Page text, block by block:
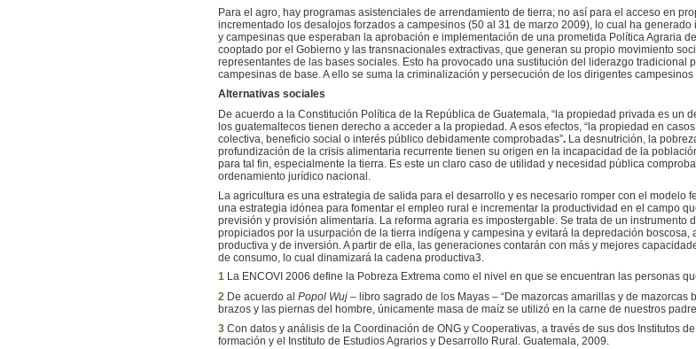
Para el agro, hay programas asistenciales de arrendamiento de tierra; no así para el acceso en
incrementado los desalojos forzados a campesinos (50 al 31 de marzo 2009), lo cual ha
y campesinas que esperaban la aprobación e implementación de una prometida Política Agraria
cooptado por el Gobierno y las transnacionales extractivas, que generan su propio movimiento
representantes de las bases sociales. Esto ha provocado una sustitución del liderazgo
campesinas de base. A ello se suma la criminalización y persecución de los dirigentes
Alternativas sociales
De acuerdo a la Constitución Política de la República de Guatemala, “la propiedad privada es un
los guatemaltecos tienen derecho a acceder a la propiedad. A esos efectos, “la propiedad en
colectiva, beneficio social o interés público debidamente comprobadas”. La desnutrición, la
profundización de la crisis alimentaria recurrente tienen su origen en la incapacidad de la
para tal fin, especialmente la tierra. Es este un claro caso de utilidad y necesidad pública
ordenamiento jurídico nacional.
La agricultura es una estrategia de salida para el desarrollo y es necesario romper con el modelo
una estrategia idónea para fomentar el empleo rural e incrementar la productividad en el campo
previsión y provisión alimentaria. La reforma agraria es impostergable. Se trata de un
propiciados por la usurpación de la tierra indígena y campesina y evitará la depredación
productiva y de inversión. A partir de ella, las generaciones contarán con más y mejores
de consumo, lo cual dinamizará la cadena productiva3.
1La ENCOVI 2006 define la Pobreza Extrema como el nivel en que se encuentran las personas
2 De acuerdo al Popol Wuj– libro sagrado de los Mayas – “De mazorcas amarillas y de
brazos y las piernas del hombre, únicamente masa de maíz se utilizó en la carne de nuestros
3Con datos y análisis de la Coordinación de ONG y Cooperativas, a través de sus dos Institutos
formación y el Instituto de Estudios Agrarios y Desarrollo Rural. Guatemala, 2009.